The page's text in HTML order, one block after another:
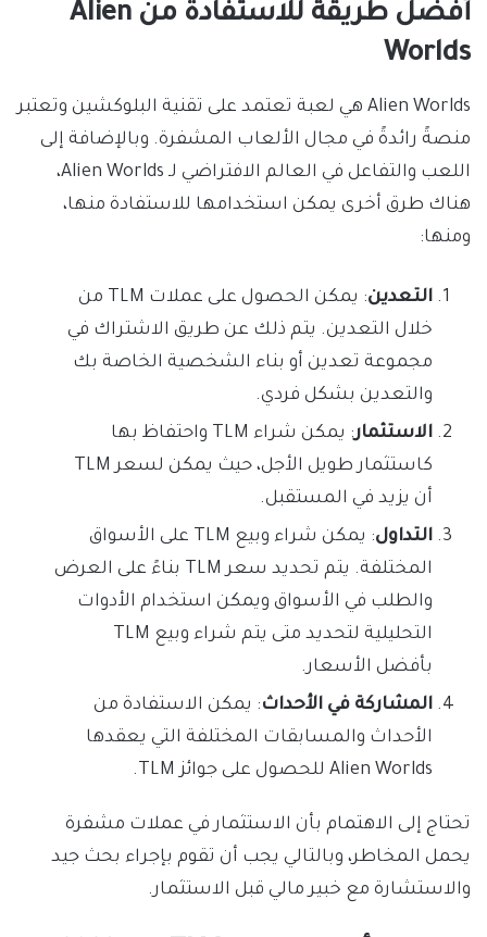
أفضل طريقة للاستفادة من Alien
Worlds
Alien Worlds هي لعبة تعتمد على تقنية البلوكشين وتعتبر
منصةً رائدةً في مجال الألعاب المشفرة. وبالإضافة إلى
اللعب والتفاعل في العالم الافتراضي لـ Alien Worlds،
هناك طرق أخرى يمكن استخدامها للاستفادة منها،
ومنها:
التعدين
: يمكن الحصول على عملات TLM من
خلال التعدين. يتم ذلك عن طريق الاشتراك في
مجموعة تعدين أو بناء الشخصية الخاصة بك
والتعدين بشكل فردي.
الاستثمار
: يمكن شراء TLM واحتفاظ بها
كاستثمار طويل الأجل، حيث يمكن لسعر TLM
أن يزيد في المستقبل.
التداول
: يمكن شراء وبيع TLM على الأسواق
المختلفة. يتم تحديد سعر TLM بناءً على العرض
والطلب في الأسواق ويمكن استخدام الأدوات
التحليلية لتحديد متى يتم شراء وبيع TLM
بأفضل الأسعار.
المشاركة في الأحداث: يمكن الاستفادة من
الأحداث والمسابقات المختلفة التي يعقدها
Alien Worlds للحصول على جوائز TLM.
تحتاج إلى الاهتمام بأن الاستثمار في عملات مشفرة
يحمل المخاطر، وبالتالي يجب أن تقوم بإجراء بحث جيد
والاستشارة مع خبير مالي قبل الاستثمار.